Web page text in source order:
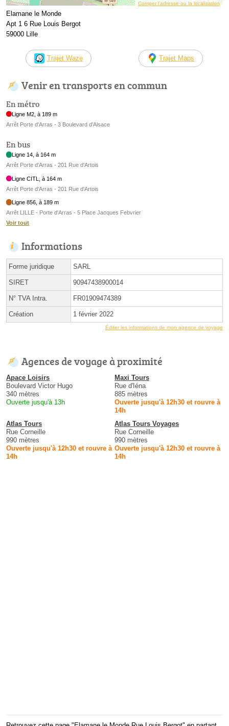
Corriger l’adresse ou la localisation
Elamane le Monde
Apt 1 6 Rue Louis Bergot
59000 Lille
Trajet Waze Trajet Maps
Venir en transports en commun
En métro
Ligne M2, à 189 m
Arrêt Porte d'Arras - 3 Boulevard d'Alsace
En bus
Ligne 14, à 164 m
Arrêt Porte d'Arras - 201 Rue d'Artois
Ligne CITL, à 164 m
Arrêt Porte d'Arras - 201 Rue d'Artois
Ligne 856, à 189 m
Arrêt LILLE - Porte d'Arras - 5 Place Jacques Febvrier
Voir tout
Informations
Forme juridique SARL
SIRET 90947438900014
N° TVA Intra. FR01909474389
Création 1 février 2022
Éditer les informations de mon agence de voyage
Agences de voyage à proximité
Apace Loisirs
Boulevard Victor Hugo
340 mètres
Ouverte jusqu'à 13h
Maxi Tours
Rue d'Iéna
885 mètres
Ouverte jusqu'à 12h30 et rouvre à
14h
Atlas Tours
Rue Corneille
990 mètres
Ouverte jusqu'à 12h30 et rouvre à
14h
Atlas Tours Voyages
Rue Corneille
990 mètres
Ouverte jusqu'à 12h30 et rouvre à
14h